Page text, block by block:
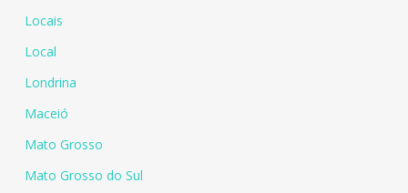
Locais
Local
Londrina
Maceió
Mato Grosso
Mato Grosso do Sul